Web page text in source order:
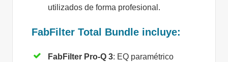
utilizados de forma profesional.
FabFilter Total Bundle incluye:
FabFilter Pro-Q 3: EQ paramétrico